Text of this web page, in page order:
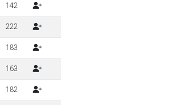
142
222
183
163
182